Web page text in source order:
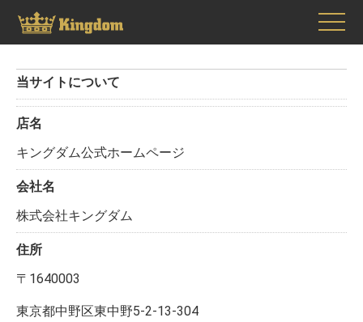
当サイトについて
店名
キングダム公式ホームページ
会社名
株式会社キングダム
住所
〒1640003
東京都中野区東中野5-2-13-304